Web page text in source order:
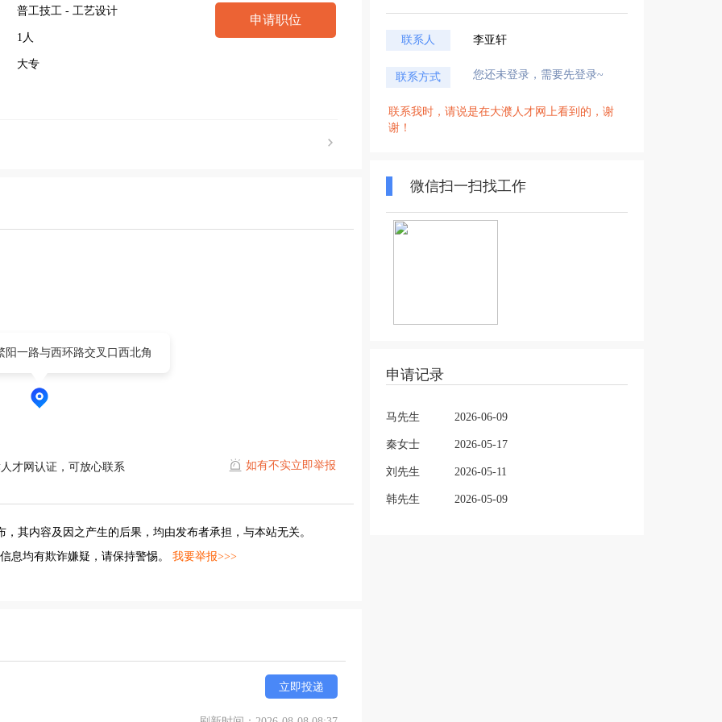
普工技工 - 工艺设计
1人
大专
申请职位
阳一路与西环路交叉口西北角
才网认证，可放心联系 如有不实立即举报
其内容及因之产生的后果，均由发布者承担，与本站无关。
息均有欺诈嫌疑，请保持警惕。 我要举报>>>
立即投递
联系人 李亚轩
联系方式 您还未登录，需要先登录~
联系我时，请说是在大濮人才网上看到的，谢
谢！
微信扫一扫找工作
申请记录
马先生 2026-06-09
秦女士 2026-05-17
刘先生 2026-05-11
韩先生 2026-05-09